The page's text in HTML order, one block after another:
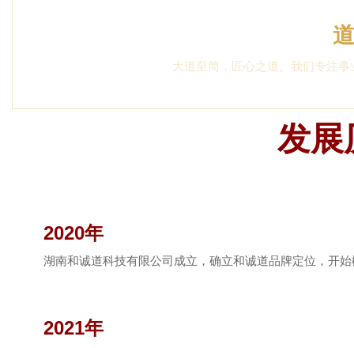
道
大道至简，匠心之道。我们专注
发展
2020年
湖南和诚道科技有限公司成立，确立和诚道品牌定位，开
2021年